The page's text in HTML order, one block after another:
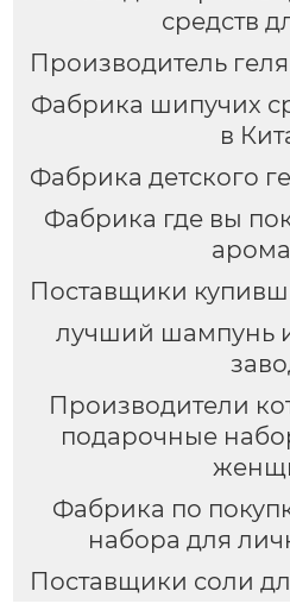
средств
Производитель
Фабрика шипучих
в
Фабрика детского
Фабрика где вы
Поставщики
лучший шампунь
Производители
подарочные
Фабрика по
набора для
Поставщики соли